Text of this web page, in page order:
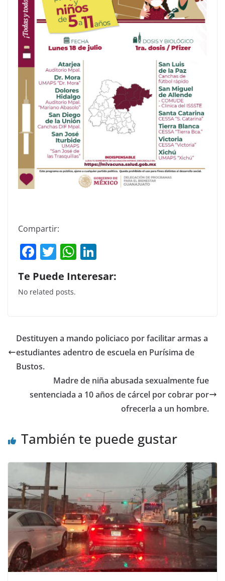
Compartir:
F
a
c
e
o
o
k
T
w
itt
er
W
h
at
p
p
k
n
Te Puede Interesar:
No related posts.
Destituyen a mando policiaco por facilitar armas a
estudiantes adentro de escuela en Purísima de
Bustos.
Madre de niña abusada sexualmente fue
sentenciada a 10 años de cárcel por cobrar por
ofrecerla a un hombre.
También te puede gustar